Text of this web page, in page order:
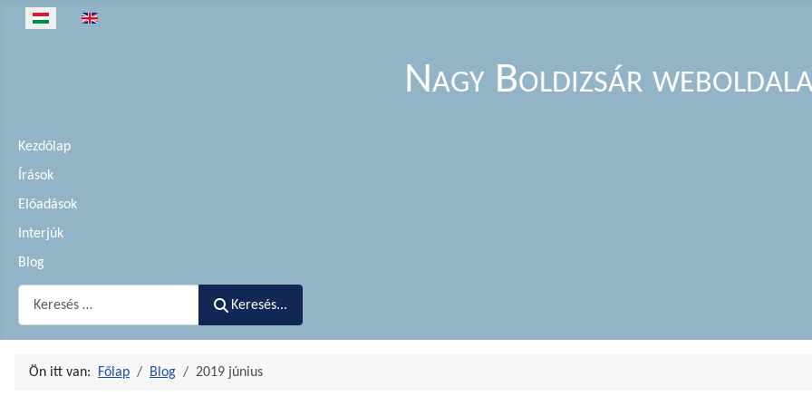
Válasszon nyelvet
Nagy Boldizsár
Kezdőlap
Írások
Előadások
Interjúk
Blog
Keresés...
Ön itt van: Főlap Blog 2019 június